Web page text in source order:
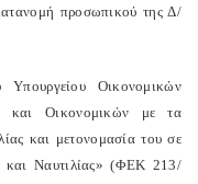
προσωπικού της Δ/
Οικονομικών
και Οικονομικών με τα
και μετονομασία του σε
και Ναυτιλίας» (ΦΕΚ 213/